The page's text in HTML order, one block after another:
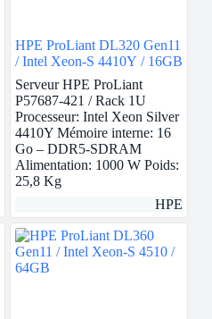
HPE ProLiant DL320 Gen11
/ Intel Xeon-S 4410Y / 16GB
Serveur HPE ProLiant
P57687-421 / Rack 1U
Processeur: Intel Xeon Silver
4410Y Mémoire interne: 16
Go – DDR5-SDRAM
Alimentation: 1000 W Poids:
25,8 Kg
HPE